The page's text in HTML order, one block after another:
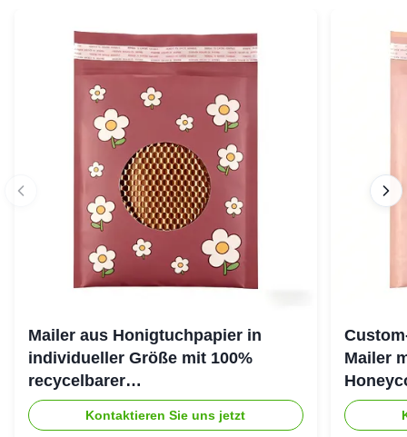
Mailer aus Honigtuchpapier in
individueller Größe mit 100%
recycelbarer
Honigtuchkissenstruktur für
umweltschützende Verpackungen
Kontaktieren Sie uns jetzt
Mailer